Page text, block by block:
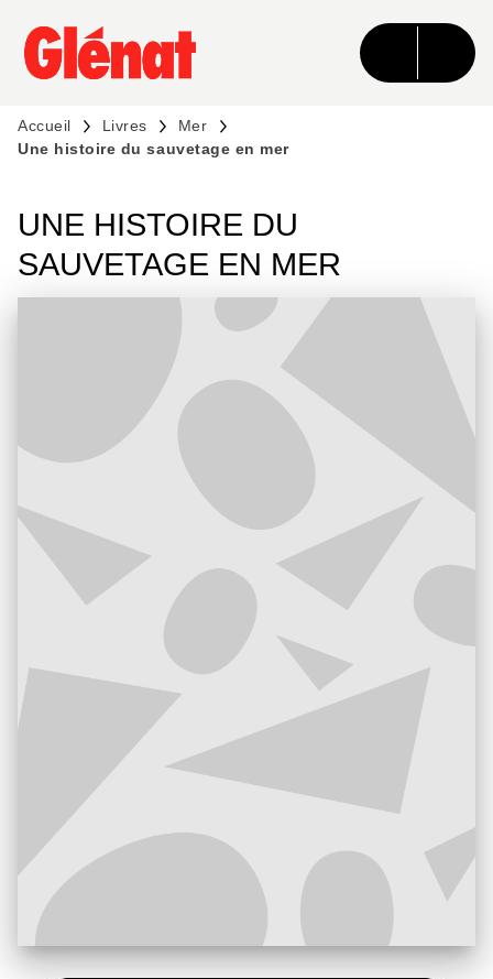
MENU RECHERCHE CONTENU
PIED DE PAGE
Accueil Livres
Mer
Une histoire du sauvetage en mer
UNE HISTOIRE DU
SAUVETAGE EN MER